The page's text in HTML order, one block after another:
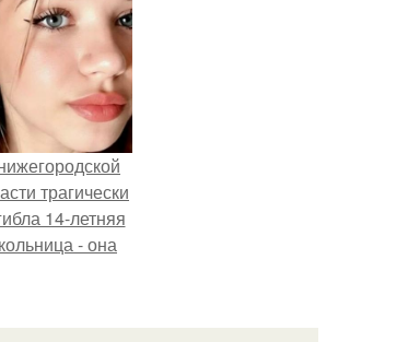
трагически
14-летняя
- она
по